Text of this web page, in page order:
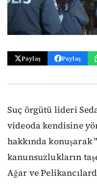
Paylaş Paylaş
Suç örgütü lideri
videoda kendisine
hakkında konuşarak
kanunsuzlukların
Ağar ve